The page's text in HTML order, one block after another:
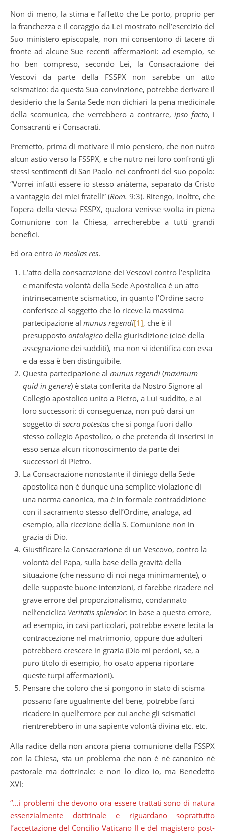
Non di meno, la stima e l’affetto che Le porto, proprio per
la franchezza e il coraggio da Lei mostrato nell’esercizio del
Suo ministero episcopale, non mi consentono di tacere di
fronte ad alcune Sue recenti affermazioni: ad esempio, se
ho ben compreso, secondo Lei, la Consacrazione dei
Vescovi da parte della FSSPX non sarebbe un atto
scismatico: da questa Sua convinzione, potrebbe derivare il
desiderio che la Santa Sede non dichiari la pena medicinale
della scomunica, che verrebbero a contrarre, ipso facto, i
Consacranti e i Consacrati.
Premetto, prima di motivare il mio pensiero, che non nutro
alcun astio verso la FSSPX, e che nutro nei loro confronti gli
stessi sentimenti di San Paolo nei confronti del suo popolo:
“Vorrei infatti essere io stesso anàtema, separato da Cristo
a vantaggio dei miei fratelli” (Rom. 9:3). Ritengo, inoltre, che
l’opera della stessa FSSPX, qualora venisse svolta in piena
Comunione con la Chiesa, arrecherebbe a tutti grandi
benefici.
Ed ora entro in medias res.
L’atto della consacrazione dei Vescovi contro l’esplicita
e manifesta volontà della Sede Apostolica è un atto
intrinsecamente scismatico, in quanto l’Ordine sacro
conferisce al soggetto che lo riceve la massima
partecipazione al munus regendi[1], che è il
presupposto ontologico della giurisdizione (cioè della
assegnazione dei sudditi), ma non si identifica con essa
e da essa è ben distinguibile.
Questa partecipazione al munus regendi (maximum
quid in genere) è stata conferita da Nostro Signore al
Collegio apostolico unito a Pietro, a Lui suddito, e ai
loro successori: di conseguenza, non può darsi un
soggetto di sacra potestas che si ponga fuori dallo
stesso collegio Apostolico, o che pretenda di inserirsi in
esso senza alcun riconoscimento da parte dei
successori di Pietro.
La Consacrazione nonostante il diniego della Sede
apostolica non è dunque una semplice violazione di
una norma canonica, ma è in formale contraddizione
con il sacramento stesso dell’Ordine, analoga, ad
esempio, alla ricezione della S. Comunione non in
grazia di Dio.
Giustificare la Consacrazione di un Vescovo, contro la
volontà del Papa, sulla base della gravità della
situazione (che nessuno di noi nega minimamente), o
delle supposte buone intenzioni, ci farebbe ricadere nel
grave errore del proporzionalismo, condannato
nell’enciclica Veritatis splendor: in base a questo errore,
ad esempio, in casi particolari, potrebbe essere lecita la
contraccezione nel matrimonio, oppure due adulteri
potrebbero crescere in grazia (Dio mi perdoni, se, a
puro titolo di esempio, ho osato appena riportare
queste turpi affermazioni).
Pensare che coloro che si pongono in stato di scisma
possano fare ugualmente del bene, potrebbe farci
ricadere in quell’errore per cui anche gli scismatici
rientrerebbero in una sapiente volontà divina etc. etc.
Alla radice della non ancora piena comunione della FSSPX
con la Chiesa, sta un problema che non è né canonico né
pastorale ma dottrinale: e non lo dico io, ma Benedetto
XVI:
“…i problemi che devono ora essere trattati sono di natura
essenzialmente dottrinale e riguardano soprattutto
l’accettazione del Concilio Vaticano II e del magistero post-